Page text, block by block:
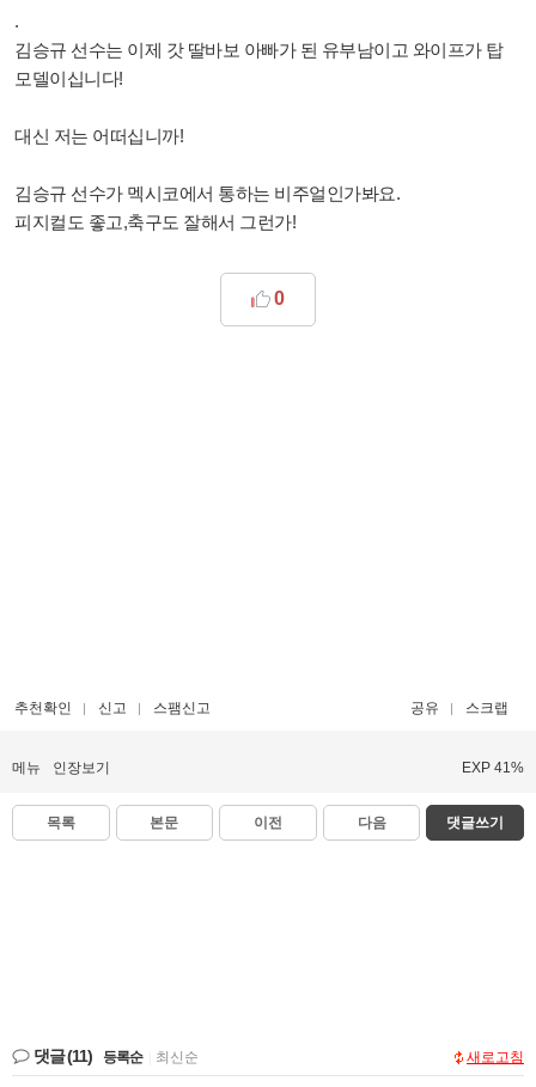
.
김승규 선수는 이제 갓 딸바보 아빠가 된 유부남이고 와이프가 탑
모델이십니다!
대신 저는 어떠십니까!
김승규 선수가 멕시코에서 통하는 비주얼인가봐요.
피지컬도 좋고,축구도 잘해서 그런가!
0
추천확인 신고 스팸신고 공유 스크랩
메뉴 인장보기 EXP 41%
목록 본문 이전 다음 댓글쓰기
댓글(11) 등록순 최신순 새로고침